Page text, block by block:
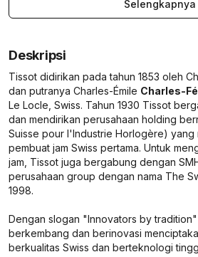
Selengkapnya
Deskripsi
Tissot didirikan pada tahun 1853 oleh
dan putranya Charles-Émile Charles-
Le Locle, Swiss. Tahun 1930 Tissot
dan mendirikan perusahaan holding
Suisse pour l'Industrie Horlogère) yang
pembuat jam Swiss pertama. Untuk
jam, Tissot juga bergabung dengan
perusahaan group dengan nama The
1998.
Dengan slogan "Innovators by tradition
berkembang dan berinovasi
berkualitas Swiss dan berteknologi